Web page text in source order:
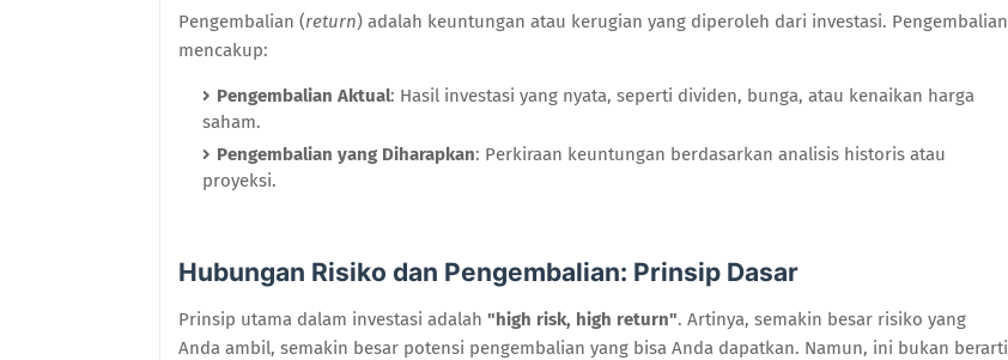
Pengembalian (return) adalah keuntungan atau kerugian yang diperoleh dari investasi. Pengembalian
mencakup:
Pengembalian Aktual: Hasil investasi yang nyata, seperti dividen, bunga, atau kenaikan harga
saham.
Pengembalian yang Diharapkan: Perkiraan keuntungan berdasarkan analisis historis atau
proyeksi.
Hubungan Risiko dan Pengembalian: Prinsip Dasar
Prinsip utama dalam investasi adalah "high risk, high return". Artinya, semakin besar risiko yang
Anda ambil, semakin besar potensi pengembalian yang bisa Anda dapatkan. Namun, ini bukan berarti